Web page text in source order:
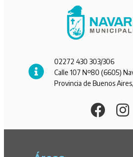
02272 430 303/306
Calle 107 Nº80 (6605)
Provincia de Buenos